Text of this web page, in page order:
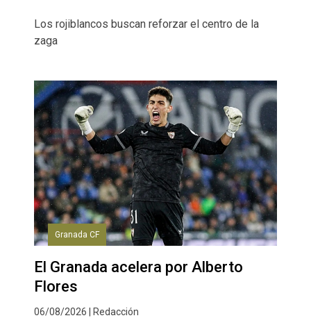
Los rojiblancos buscan reforzar el centro de la
zaga
Granada CF
El Granada acelera por Alberto
Flores
06/08/2026 | Redacción